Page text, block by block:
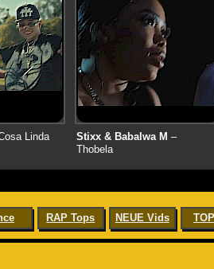
Linda Stixx & Babalwa M –
Thobela
RAP Tops NEUE Vids